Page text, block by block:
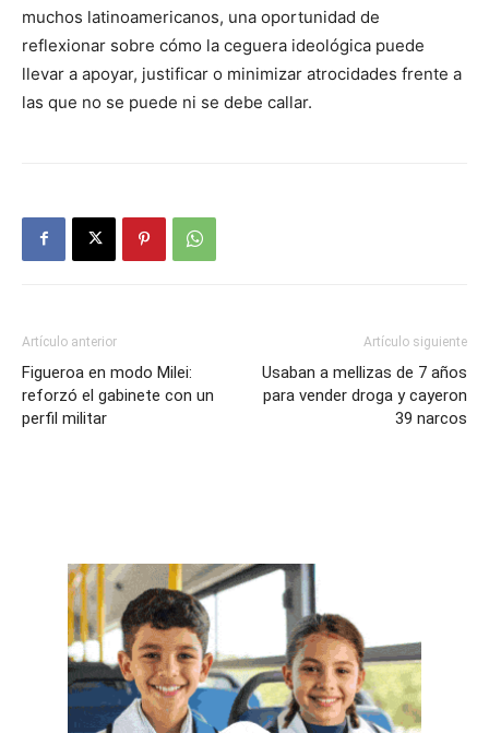
muchos latinoamericanos, una oportunidad de
reflexionar sobre cómo la ceguera ideológica puede
llevar a apoyar, justificar o minimizar atrocidades frente a
las que no se puede ni se debe callar.
Artículo anterior
Figueroa en modo Milei:
reforzó el gabinete con un
perfil militar
Artículo siguiente
Usaban a mellizas de 7 años
para vender droga y cayeron
39 narcos